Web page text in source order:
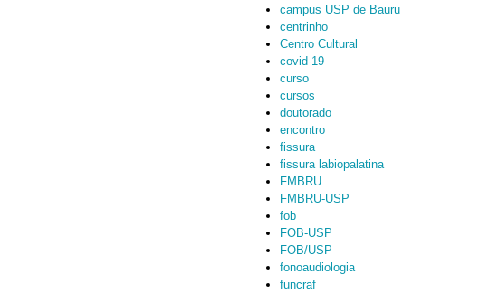
campus USP de Bauru
centrinho
Centro Cultural
covid-19
curso
cursos
doutorado
encontro
fissura
fissura labiopalatina
FMBRU
FMBRU-USP
fob
FOB-USP
FOB/USP
fonoaudiologia
funcraf